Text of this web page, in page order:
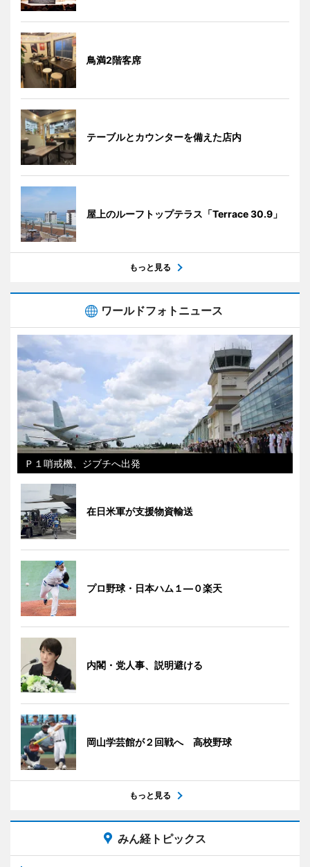
鳥満2階客席
テーブルとカウンターを備えた店内
屋上のルーフトップテラス「Terrace 30.9」
もっと見る
ワールドフォトニュース
Ｐ１哨戒機、ジブチへ出発
在日米軍が支援物資輸送
プロ野球・日本ハム１―０楽天
内閣・党人事、説明避ける
岡山学芸館が２回戦へ 高校野球
もっと見る
みん経トピックス